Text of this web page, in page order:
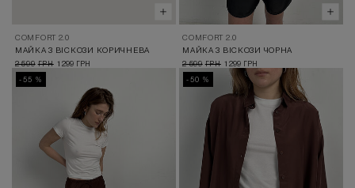
COMFORT 2.0
МАЙКА З ВІСКОЗИ КОРИЧНЕВА
2 599 ГРН 1 299 ГРН
COMFORT 2.0
МАЙКА З ВІСКОЗИ ЧОРНА
2 599 ГРН 1 299 ГРН
-55 %
-50 %